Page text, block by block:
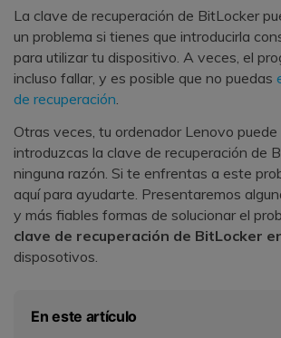
La clave de recuperación de BitLocker
un problema si tienes que introducirla
para utilizar tu dispositivo. A veces, el
incluso fallar, y es posible que no puedas
de recuperación.
Otras veces, tu ordenador Lenovo
introduzcas la clave de recuperación de
ninguna razón. Si te enfrentas a este
aquí para ayudarte. Presentaremos
y más fiables formas de solucionar el
clave de recuperación de BitLocker
disposotivos.
En este artículo